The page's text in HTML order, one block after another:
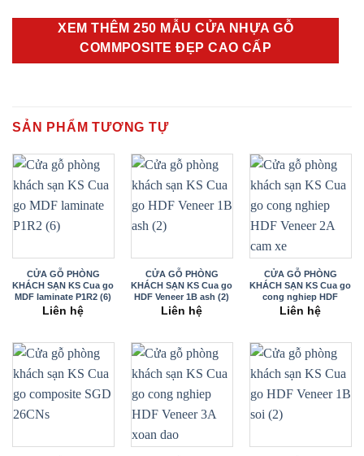
XEM THÊM 250 MẪU CỬA NHỰA GỖ
COMMPOSITE ĐẸP CAO CẤP
SẢN PHẨM TƯƠNG TỰ
CỬA GỖ PHÒNG
KHÁCH SẠN KS Cua go
MDF laminate P1R2 (6)
Liên hệ
CỬA GỖ PHÒNG
KHÁCH SẠN KS Cua go
HDF Veneer 1B ash (2)
Liên hệ
CỬA GỖ PHÒNG
KHÁCH SẠN KS Cua go
cong nghiep HDF
Veneer 2A cam xe
Liên hệ